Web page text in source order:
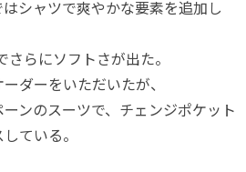
シャツで爽やかな要素を追加し
さらにソフトさが出た。
ダーをいただいたが、
ンのスーツで、チェンジポケット
ている。